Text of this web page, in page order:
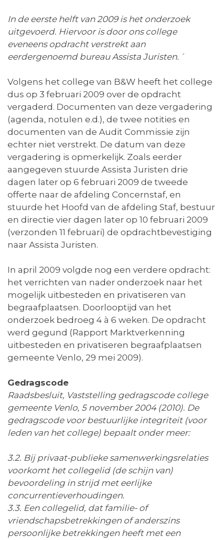
In de eerste helft van 2009 is het onderzoek
uitgevoerd. Hiervoor is door ons college
eveneens opdracht verstrekt aan
eerdergenoemd bureau Assista Juristen.´
Volgens het college van B&W heeft het college
dus op 3 februari 2009 over de opdracht
vergaderd. Documenten van deze vergadering
(agenda, notulen e.d.), de twee notities en
documenten van de Audit Commissie zijn
echter niet verstrekt. De datum van deze
vergadering is opmerkelijk. Zoals eerder
aangegeven stuurde Assista Juristen drie
dagen later op 6 februari 2009 de tweede
offerte naar de afdeling Concernstaf, en
stuurde het Hoofd van de afdeling Staf, bestuur
en directie vier dagen later op 10 februari 2009
(verzonden 11 februari) de opdrachtbevestiging
naar Assista Juristen.
In april 2009 volgde nog een verdere opdracht:
het verrichten van nader onderzoek naar het
mogelijk uitbesteden en privatiseren van
begraafplaatsen. Doorlooptijd van het
onderzoek bedroeg 4 à 6 weken. De opdracht
werd gegund (Rapport Marktverkenning
uitbesteden en privatiseren begraafplaatsen
gemeente Venlo, 29 mei 2009).
Gedragscode
Raadsbesluit, Vaststelling gedragscode college
gemeente Venlo, 5 november 2004 (2010). De
gedragscode voor bestuurlijke integriteit (voor
leden van het college) bepaalt onder meer:
3.2. Bij privaat-publieke samenwerkingsrelaties
voorkomt het collegelid (de schijn van)
bevoordeling in strijd met eerlijke
concurrentieverhoudingen.
3.3. Een collegelid, dat familie- of
vriendschapsbetrekkingen of anderszins
persoonlijke betrekkingen heeft met een